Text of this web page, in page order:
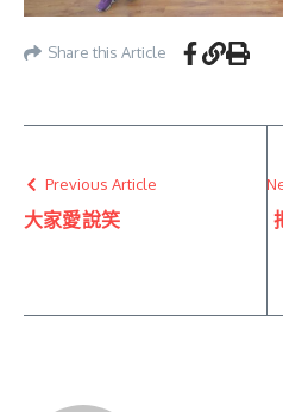
Share this Article
Previous Article
大家愛說笑